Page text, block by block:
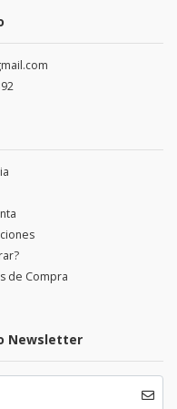
de Compra
Newsletter